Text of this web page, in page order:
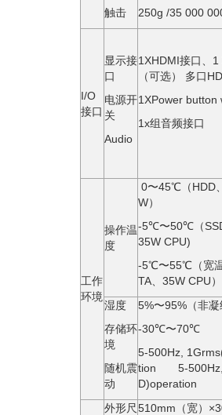
触击
250g /35 000
I/O
接口
显示接
口
电源开
关
Audio
1XHDMI接⼝、1
（可选） 多口
1XPower button
1x组⾳频接⼝
工作
环境
操作温
度
0〜45℃（HDD
W）
-5℃〜50℃（
35W CPU)
-5℃〜55℃（宽
TA、35W CPU）
湿度
存储环
境
随机震
动
5%〜95%（⾮凝
-30℃〜70℃
5-500Hz,
tion 5-500Hz,
D)operation
外形尺 510mm（宽）